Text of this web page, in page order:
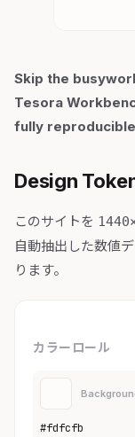
Skip the
Tesora
fully
Design
このサイトを
自動抽出した数値
ります。
カラーロール
#fdfcfb